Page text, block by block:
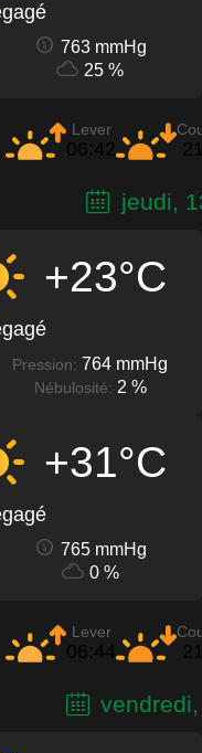
763 mmHg
25 %
Lever
06:42
jeudi,
+23°C
Pression: 764 mmHg
Nébulosité: 2 %
+31°C
765 mmHg
0 %
Lever
06:44